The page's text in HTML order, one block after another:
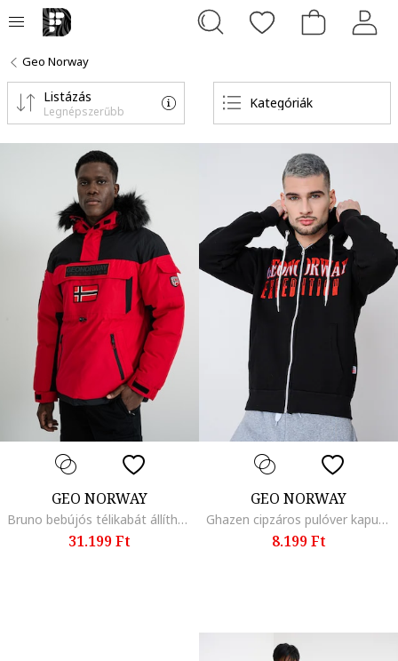
Geo Norway
Kategóriák
Listázás
Legnépszerűbb
GEO NORWAY
Bruno bebújós télikabát állítható derékrésszel, Piros/Fekete/Törtfehér
31.199 Ft
GEO NORWAY
Ghazen cipzáros pulóver kapucnival és hímzett logóval, Fehér/Fekete/Élénkpiros
8.199 Ft